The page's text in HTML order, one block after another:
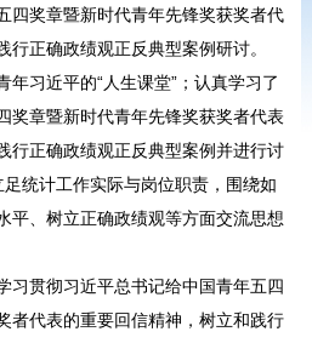
四奖章暨新时代青年先锋奖获奖者代
正确政绩观正反典型案例研讨。
年习近平的“人生课堂”；认真学习了
奖章暨新时代青年先锋奖获奖者代表
行正确政绩观正反典型案例并进行讨
统计工作实际与岗位职责，围绕如
平、树立正确政绩观等方面交流思想
习贯彻习近平总书记给中国青年五四
者代表的重要回信精神，树立和践行